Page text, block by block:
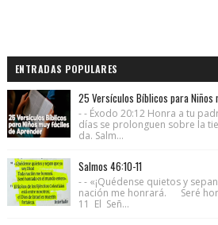
ENTRADAS POPULARES
25 Versículos Bíblicos para Niños
- - Éxodo 20:12 Honra a tu
días se prolonguen sobre la
da. Salm...
Salmos 46:10-11
- - «¡Quédense quietos y
nación me honrará. Seré
11 El Señ...